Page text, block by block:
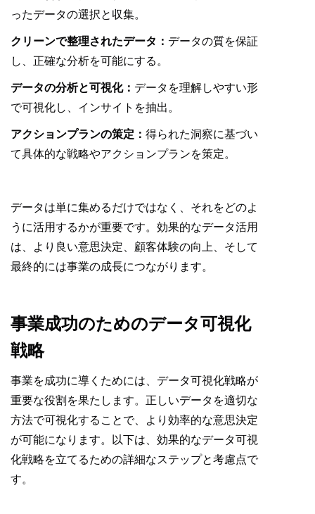
ったデータの選択と収集。
クリーンで整理されたデータ： データの質を保証
し、正確な分析を可能にする。
データの分析と可視化： データを理解しやすい形
で可視化し、インサイトを抽出。
アクションプランの策定： 得られた洞察に基づい
て具体的な戦略やアクションプランを策定。
データは単に集めるだけではなく、それをどのよ
うに活用するかが重要です。効果的なデータ活用
は、より良い意思決定、顧客体験の向上、そして
最終的には事業の成長につながります。
事業成功のためのデータ可視化
戦略
事業を成功に導くためには、データ可視化戦略が
重要な役割を果たします。正しいデータを適切な
方法で可視化することで、より効率的な意思決定
が可能になります。以下は、効果的なデータ可視
化戦略を立てるための詳細なステップと考慮点で
す。